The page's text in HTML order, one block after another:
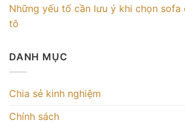
Những yếu tố cần lưu ý khi chọn sofa
tô
DANH MỤC
Chia sẻ kinh nghiệm
Chính sách